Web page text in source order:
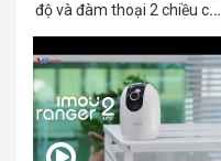
độ và đàm thoại 2 chiều của